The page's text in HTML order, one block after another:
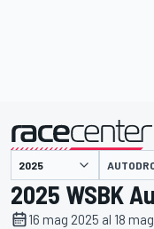
presentato da
2025 WSBK
16 mag 2025 al 18